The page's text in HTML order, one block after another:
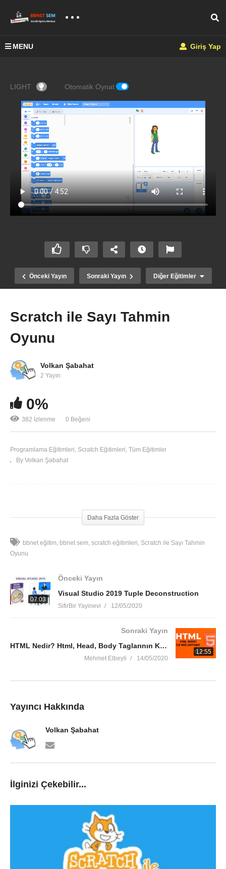
MENU Giriş Yap
LIGHT Otomatik Oynat
Önceki Yayın Sonraki Yayın Diğer Eğitimler
Flutter ile MaterialApp Kullanımı
Scratch ile Sayı Tahmin
Oyunu
Volkan Şabahat
2 Yayın
0%
382 İzlenme 0 Beğeni
Programlama Eğitimleri Scratch Eğitimleri Tüm Eğitimler
By Volkan Şabahat
Daha Fazla Göster
bbnet eğitim bbnet sem scratch eğitimleri Scratch ile Sayı Tahmin
Oyunu
07:03
Önceki Yayın
Visual Studio 2019 Tuple Deconstruction
SifirBir Yayinevi 12/05/2020
12:55
Sonraki Yayın
HTML Nedir? Html, Head, Body Taglarının Kullanımı ve İlk Web Sayfamızın Yapımı
Mehmet Elbeyli 14/05/2020
Yayıncı Hakkında
Volkan Şabahat
İlginizi Çekebilir...